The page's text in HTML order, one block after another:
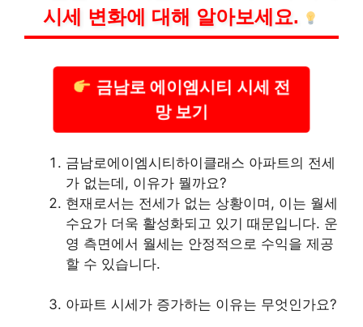
시세 변화에 대해 알아보세요.
금남로 에이엠시티 시세 전
망 보기
금남로에이엠시티하이클래스 아파트의 전세
가 없는데, 이유가 뭘까요?
현재로서는 전세가 없는 상황이며, 이는 월세
수요가 더욱 활성화되고 있기 때문입니다. 운
영 측면에서 월세는 안정적으로 수익을 제공
할 수 있습니다.
아파트 시세가 증가하는 이유는 무엇인가요?